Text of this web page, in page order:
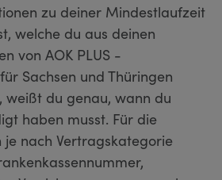
zu deiner Mindestlaufzeit
welche du aus deinen
von AOK PLUS -
Sachsen und Thüringen
weißt du genau, wann du
haben musst. Für die
nach Vertragskategorie